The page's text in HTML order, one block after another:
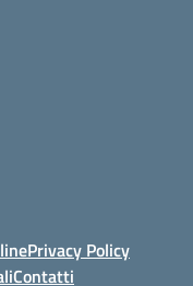
Privacy Policy
Contatti